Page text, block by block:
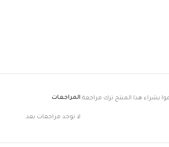
المراجعات
لا توجد مراجعات بعد.
بشراء هذا المنتج ترك مراجعة.